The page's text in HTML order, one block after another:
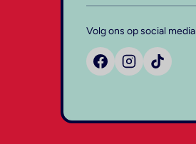
Volg ons op social media